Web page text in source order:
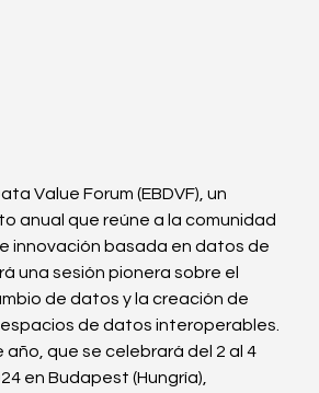
Value Forum (EBDVF), un
anual que reúne a la comunidad
innovación basada en datos de
una sesión pionera sobre el
de datos y la creación de
de datos interoperables.
que se celebrará del 2 al 4
en Budapest (Hungría),